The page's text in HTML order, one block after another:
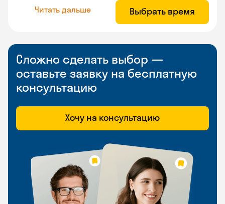
Читать дальше Выбрать время
Сложно сделать выбор —
оставьте заявку на бесплатную
консультацию
Хочу на консультацию